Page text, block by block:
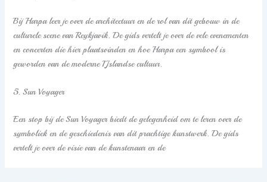
Bij Harpa leer je over de architectuur en de rol van dit gebouw in de
culturele scene van Reykjavik. De gids vertelt je over de vele evenementen
en concerten die hier plaatsvinden en hoe Harpa een symbool is
geworden van de moderne IJslandse cultuur.
5. Sun Voyager
Een stop bij de Sun Voyager biedt de gelegenheid om te leren over de
symboliek en de geschiedenis van dit prachtige kunstwerk. De gids
vertelt je over de visie van de kunstenaar en de